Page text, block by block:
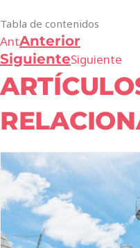
Tabla de contenidos
AntAnterior
SiguienteSiguiente